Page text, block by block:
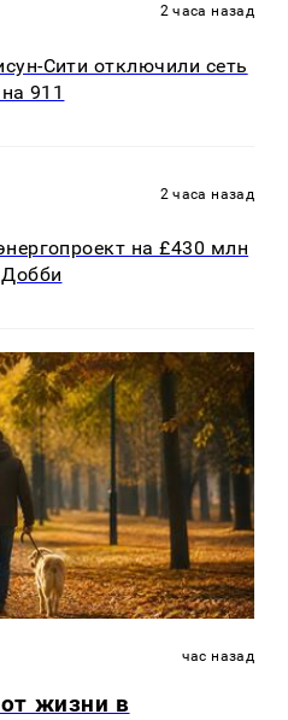
2 часа назад
Сити отключили сеть
911
2 часа назад
на £430 млн
час назад
жизни в